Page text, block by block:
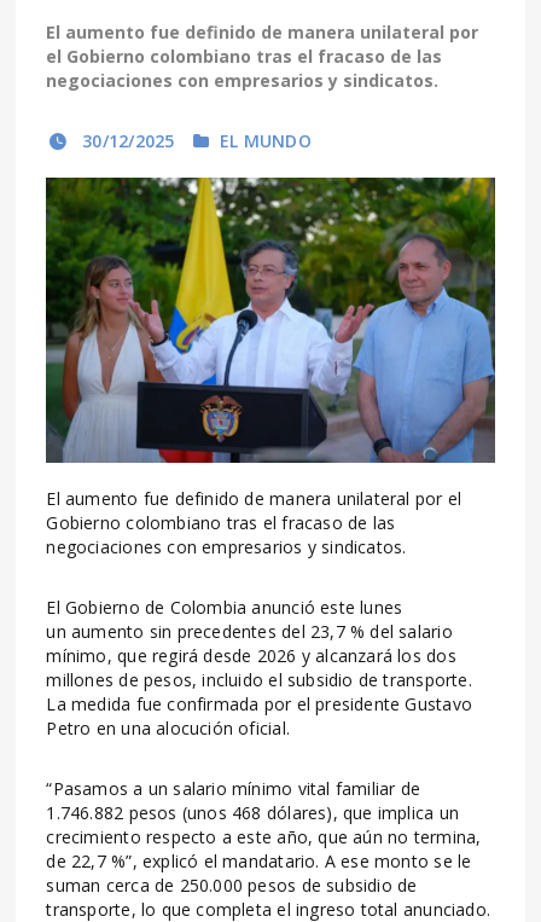
El aumento fue definido de manera unilateral por
el Gobierno colombiano tras el fracaso de las
negociaciones con empresarios y sindicatos.
30/12/2025 EL MUNDO
El aumento fue definido de manera unilateral por el
Gobierno colombiano tras el fracaso de las
negociaciones con empresarios y sindicatos.
El Gobierno de Colombia anunció este lunes
un aumento sin precedentes del 23,7 % del salario
mínimo, que regirá desde 2026 y alcanzará los dos
millones de pesos, incluido el subsidio de transporte.
La medida fue confirmada por el presidente Gustavo
Petro en una alocución oficial.
“Pasamos a un salario mínimo vital familiar de
1.746.882 pesos (unos 468 dólares), que implica un
crecimiento respecto a este año, que aún no termina,
de 22,7 %”, explicó el mandatario. A ese monto se le
suman cerca de 250.000 pesos de subsidio de
transporte, lo que completa el ingreso total anunciado.